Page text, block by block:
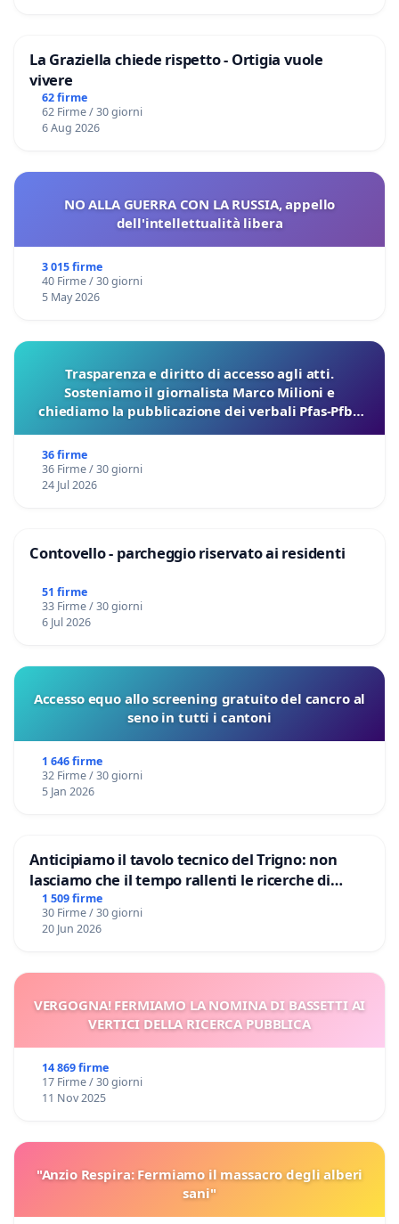
La Graziella chiede rispetto - Ortigia vuole
vivere
62 firme
62 Firme / 30 giorni
6 Aug 2026
NO ALLA GUERRA CON LA RUSSIA, appello
dell'intellettualità libera
3 015 firme
40 Firme / 30 giorni
5 May 2026
Trasparenza e diritto di accesso agli atti.
Sosteniamo il giornalista Marco Milioni e
chiediamo la pubblicazione dei verbali Pfas-Pfba
36 firme
36 Firme / 30 giorni
24 Jul 2026
Contovello - parcheggio riservato ai residenti
51 firme
33 Firme / 30 giorni
6 Jul 2026
Accesso equo allo screening gratuito del cancro al
seno in tutti i cantoni
1 646 firme
32 Firme / 30 giorni
5 Jan 2026
Anticipiamo il tavolo tecnico del Trigno: non
lasciamo che il tempo rallenti le ricerche di
Domenico Racanati
1 509 firme
30 Firme / 30 giorni
20 Jun 2026
VERGOGNA! FERMIAMO LA NOMINA DI BASSETTI AI
VERTICI DELLA RICERCA PUBBLICA
14 869 firme
17 Firme / 30 giorni
11 Nov 2025
"Anzio Respira: Fermiamo il massacro degli alberi
sani"